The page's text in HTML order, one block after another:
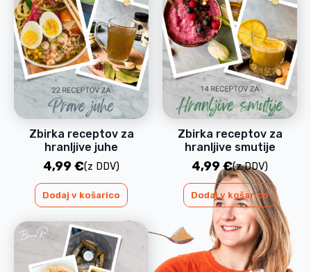
Zbirka receptov za
hranljive juhe
4,99€(z DDV)
Dodaj v košarico
Zbirka receptov za
hranljive smutije
4,99€(z DDV)
Dodaj v košarico